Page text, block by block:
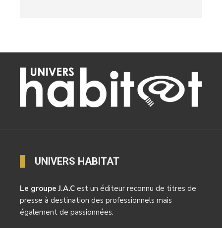
UNIVERS HABITAT
Le groupe J.A.C est un éditeur reconnu de titres de
presse à destination des professionnels mais
également de passionnées.